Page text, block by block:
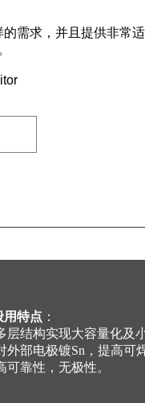
需求，并且提供非常适
用特点 ：
层结构实现大容量化及
外部电极镀Sn，提高可
可靠性，无极性。